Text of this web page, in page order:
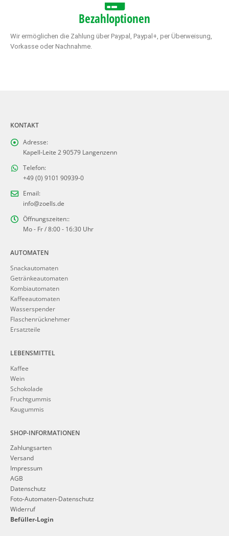
Bezahloptionen
Wir ermöglichen die Zahlung über Paypal, Paypal+, per Überweisung,
Vorkasse oder Nachnahme.
KONTAKT
Adresse:
Kapell-Leite 2 90579 Langenzenn
Telefon:
+49 (0) 9101 90939-0
Email:
info@zoells.de
Öffnungszeiten::
Mo - Fr / 8:00 - 16:30 Uhr
AUTOMATEN
Snackautomaten
Getränkeautomaten
Kombiautomaten
Kaffeeautomaten
Wasserspender
Flaschenrücknehmer
Ersatzteile
LEBENSMITTEL
Kaffee
Wein
Schokolade
Fruchtgummis
Kaugummis
SHOP-INFORMATIONEN
Zahlungsarten
Versand
Impressum
AGB
Datenschutz
Foto-Automaten-Datenschutz
Widerruf
Befüller-Login